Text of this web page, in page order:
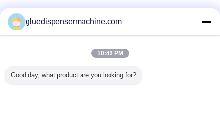
Trust Seal
Verified Suplier
Все продукты
gluedispensermachine.com
10:46 PM
Good day, what product are you looking for?